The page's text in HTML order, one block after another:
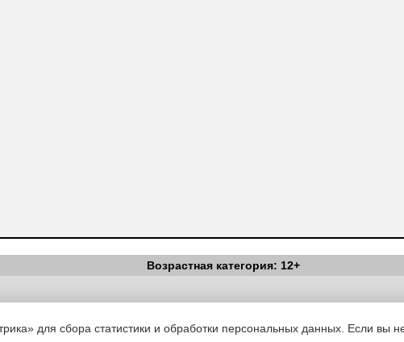
Возрастная категория: 12+
(c) |Вестник Педагога|Об издании|Условия|Политика
для сбора статистики и обработки персональных данных. Если вы